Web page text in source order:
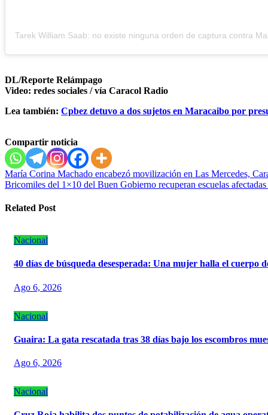
DL/Reporte Relámpago
Video: redes sociales / vía Caracol Radio
Lea también: Cpbez detuvo a dos sujetos en Maracaibo por
Compartir noticia
Navegación
de
entradas
María Corina Machado encabezó movilización en Las Mercedes,
Bricomiles del 1×10 del Buen Gobierno recuperan escuelas
Related Post
Nacional
40 días de búsqueda desesperada: Una mujer halla el cuerpo
Ago 6, 2026
Nacional
Guaira: La gata rescatada tras 38 días bajo los escombros
Ago 6, 2026
Nacional